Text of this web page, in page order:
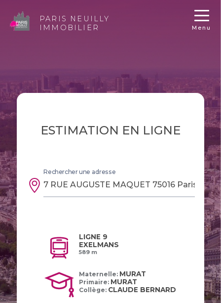
PARIS NEUILLY
IMMOBILIER
Menu
ESTIMATION EN LIGNE
Rechercher une adresse
LIGNE 9
EXELMANS
589 m
Maternelle: MURAT
Primaire: MURAT
Collège: CLAUDE BERNARD